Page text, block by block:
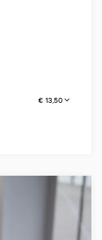
€ 13,50